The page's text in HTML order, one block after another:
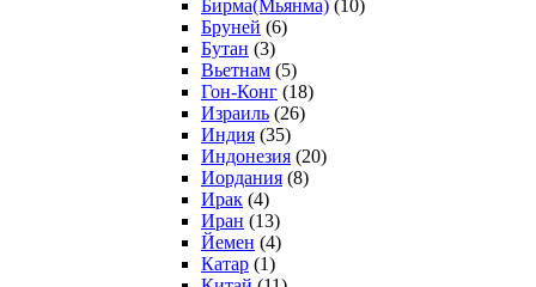
Бирма(Мьянма) (10)
Бруней (6)
Бутан (3)
Вьетнам (5)
Гон-Конг (18)
Израиль (26)
Индия (35)
Индонезия (20)
Иордания (8)
Ирак (4)
Иран (13)
Йемен (4)
Катар (1)